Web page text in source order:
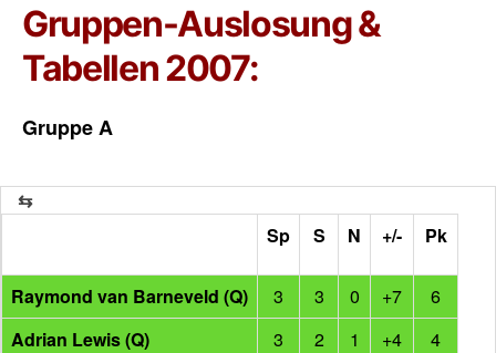
Gruppen-Auslosung &
Tabellen 2007:
Gruppe A
Sp S N +/- Pk
Raymond van Barneveld (Q) 3 3 0 +7
6
Adrian Lewis (Q)
3 2 1 +4
4